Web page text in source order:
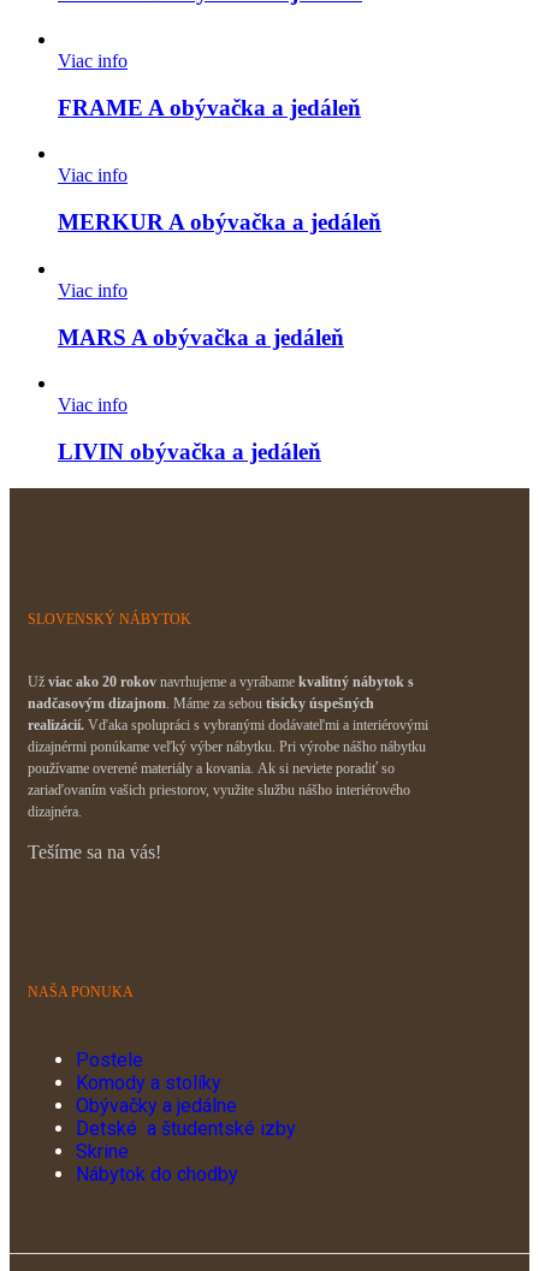
Viac info
FRAME A obývačka a jedáleň
Viac info
MERKUR A obývačka a jedáleň
Viac info
MARS A obývačka a jedáleň
Viac info
LIVIN obývačka a jedáleň
SLOVENSKÝ NÁBYTOK
Už viac ako 20 rokov navrhujeme a vyrábame kvalitný nábytok s
nadčasovým dizajnom . Máme za sebou tisícky úspešných
realizácií. Vďaka spolupráci s vybranými dodávateľmi a interiérovými
dizajnérmi ponúkame veľký výber nábytku. Pri výrobe nášho nábytku
používame overené materiály a kovania. Ak si neviete poradiť so
zariaďovaním vašich priestorov, využite službu nášho interiérového
dizajnéra.
Tešíme sa na vás!
NAŠA PONUKA
Postele
Komody a stolíky
Obývačky a jedálne
Detské a študentské izby
Skrine
Nábytok do chodby